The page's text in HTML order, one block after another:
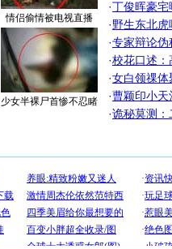
情侣偷情被电视直播
少女半裸尸首惨不忍睹
·丁俊晖豪
·野生东北
·专家辩论伪
·校花口述：
·女白领祼体
·曹颖印小天
·诡秘莫测：
[圣诞节]